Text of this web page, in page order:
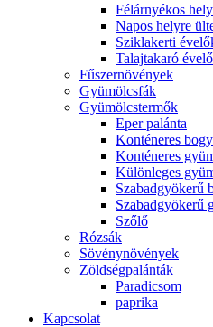
Félárnyékos
Napos helyre
Sziklakerti
Talajtakaró
Fűszernövények
Gyümölcsfák
Gyümölcstermők
Eper palánta
Konténeres
Konténeres
Különleges
Szabadgyökerű
Szabadgyökerű
Szőlő
Rózsák
Sövénynövények
Zöldségpalánták
Paradicsom
paprika
Kapcsolat